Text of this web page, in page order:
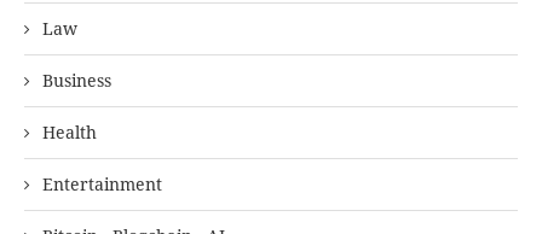
Law
Business
Health
Entertainment